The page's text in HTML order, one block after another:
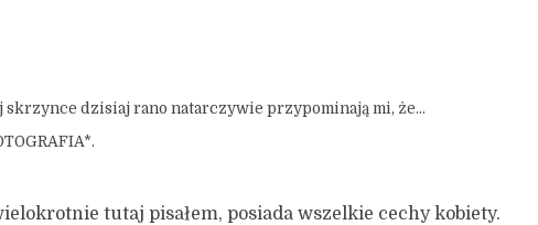
skrzynce dzisiaj rano natarczywie przypominają mi, że…
tutaj pisałem, posiada wszelkie cechy kobiety.